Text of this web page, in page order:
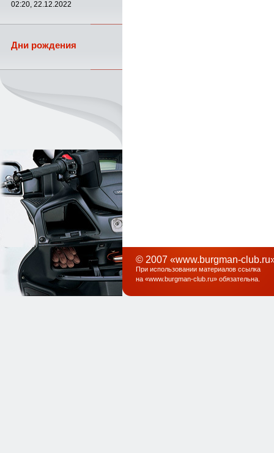
02:20, 22.12.2022
Дни рождения
© 2007 «www.burgman-
При использовании материалов ссылка
на «www.burgman-club.ru» обязательна